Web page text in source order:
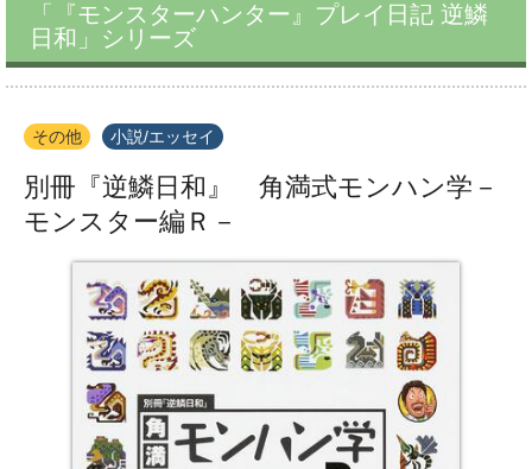
「『モンスターハンター』プレイ日記 逆鱗
日和」シリーズ
その他 小説/エッセイ
別冊『逆鱗日和』 角満式モンハン学－
モンスター編Ｒ－